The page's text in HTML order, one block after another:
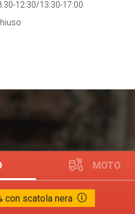
12:30/13:30-17:00
MOTO
con scatola nera